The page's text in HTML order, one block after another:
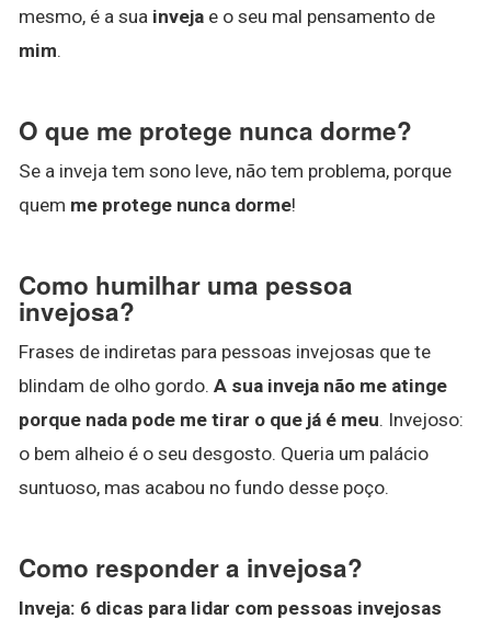
mesmo, é a sua inveja e o seu mal pensamento de
mim.
O que me protege nunca dorme?
Se a inveja tem sono leve, não tem problema, porque
quem me protege nunca dorme!
Como humilhar uma pessoa
invejosa?
Frases de indiretas para pessoas invejosas que te
blindam de olho gordo. A sua inveja não me atinge
porque nada pode me tirar o que já é meu. Invejoso:
o bem alheio é o seu desgosto. Queria um palácio
suntuoso, mas acabou no fundo desse poço.
Como responder a invejosa?
Inveja: 6 dicas para lidar com pessoas invejosas